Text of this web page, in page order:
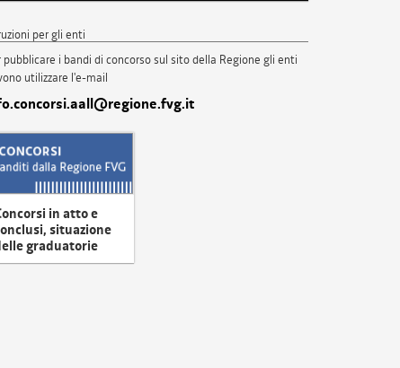
per gli enti
pubblicare i bandi di concorso sul sito della Regione gli enti
utilizzare l'e-mail
in atto e
situazione
graduatorie